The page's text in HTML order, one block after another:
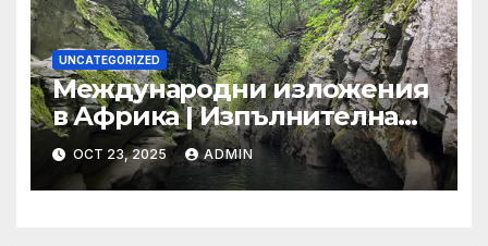
UNCATEGORIZED
Международни изложения
в Африка | Изпълнителна
агенция за насърчаване на
малките и средните
предприятия
OCT 23, 2025 ADMIN